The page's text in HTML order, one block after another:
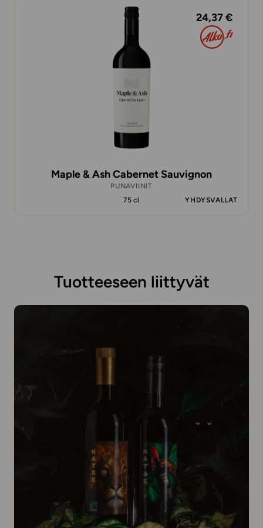
24,37 €
Maple & Ash Cabernet Sauvignon
PUNAVIINIT
75 cl
YHDYSVALLAT
Tuotteeseen liittyvät